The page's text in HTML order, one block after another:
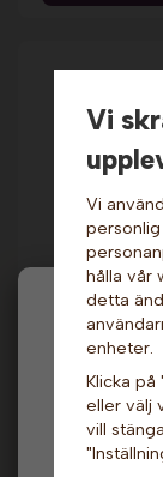
Hej och
Hos oss får
moms) eller
ska visas.
Ranch.
439
Andra
Vi
Vi
hålla vår
detta
enheter.
Klicka
eller välj
vill